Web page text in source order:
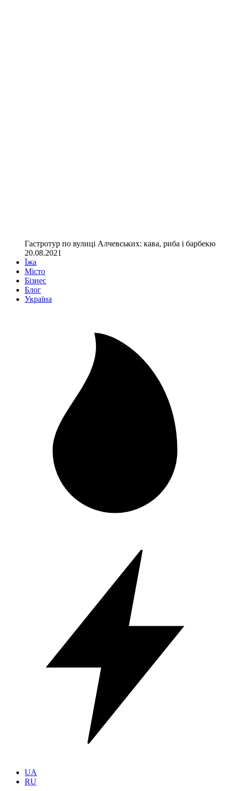
Гастротур по вулиці Алчевських: кава, риба і барбекю
20.08.2021
Їжа
Місто
Бізнес
Блог
Україна
UA
RU